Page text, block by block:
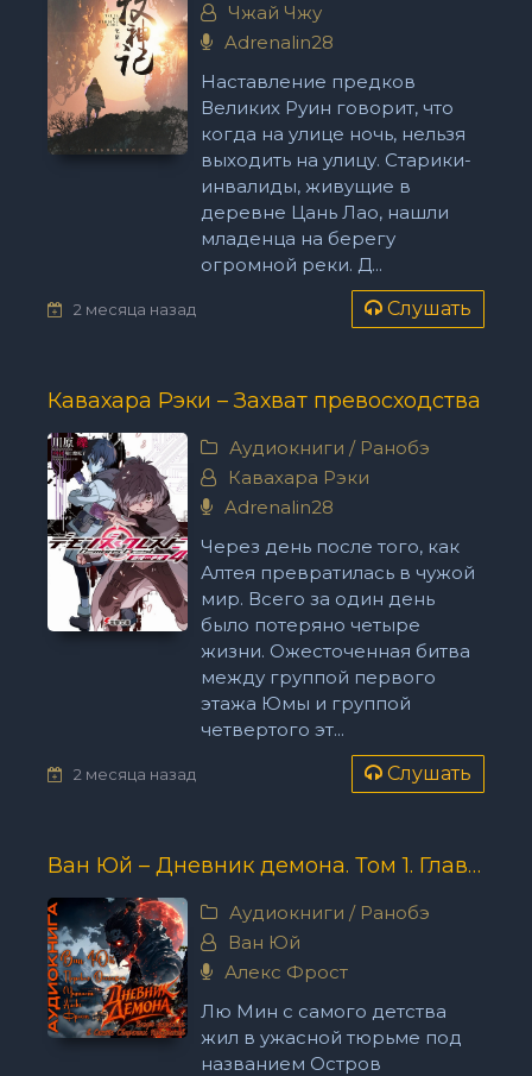
Чжай Чжу
Adrenalin28
Наставление предков
Великих Руин говорит, что
когда на улице ночь, нельзя
выходить на улицу. Старики-
инвалиды, живущие в
деревне Цань Лао, нашли
младенца на берегу
огромной реки. Д...
2 месяца назад Слушать
Кавахара Рэки – Захват превосходства
Аудиокниги / Ранобэ
Кавахара Рэки
Adrenalin28
Через день после того, как
Алтея превратилась в чужой
мир. Всего за один день
было потеряно четыре
жизни. Ожесточенная битва
между группой первого
этажа Юмы и группой
четвертого эт...
2 месяца назад Слушать
Ван Юй – Дневник демона. Том 1. Главы 21-42.
Аудиокниги / Ранобэ
Ван Юй
Алекс Фрост
Лю Мин с самого детства
жил в ужасной тюрьме под
названием Остров